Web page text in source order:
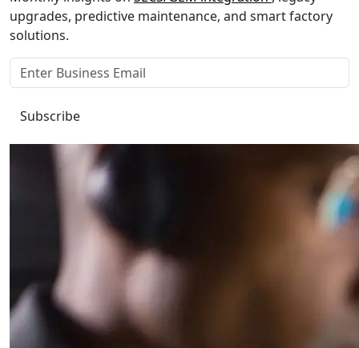
upgrades, predictive maintenance, and smart factory
solutions.